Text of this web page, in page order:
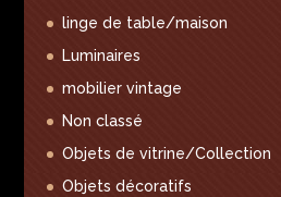
linge de table/maison
Luminaires
mobilier vintage
Non classé
Objets de vitrine/Collection
Objets décoratifs